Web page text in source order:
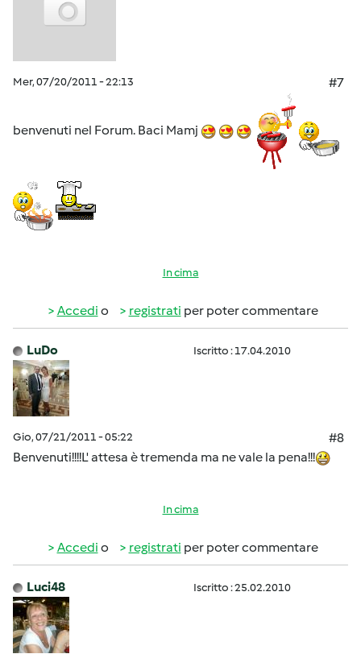
Mer, 07/20/2011 - 22:13 #7
benvenuti nel Forum. Baci Mamj
In cima
Accedi o registrati per poter commentare
LuDo Iscritto : 17.04.2010
Gio, 07/21/2011 - 05:22
#8
Benvenuti!!!!L' attesa è tremenda ma ne vale la pena!!!
In cima
Accedi o registrati per poter commentare
Luci48 Iscritto : 25.02.2010